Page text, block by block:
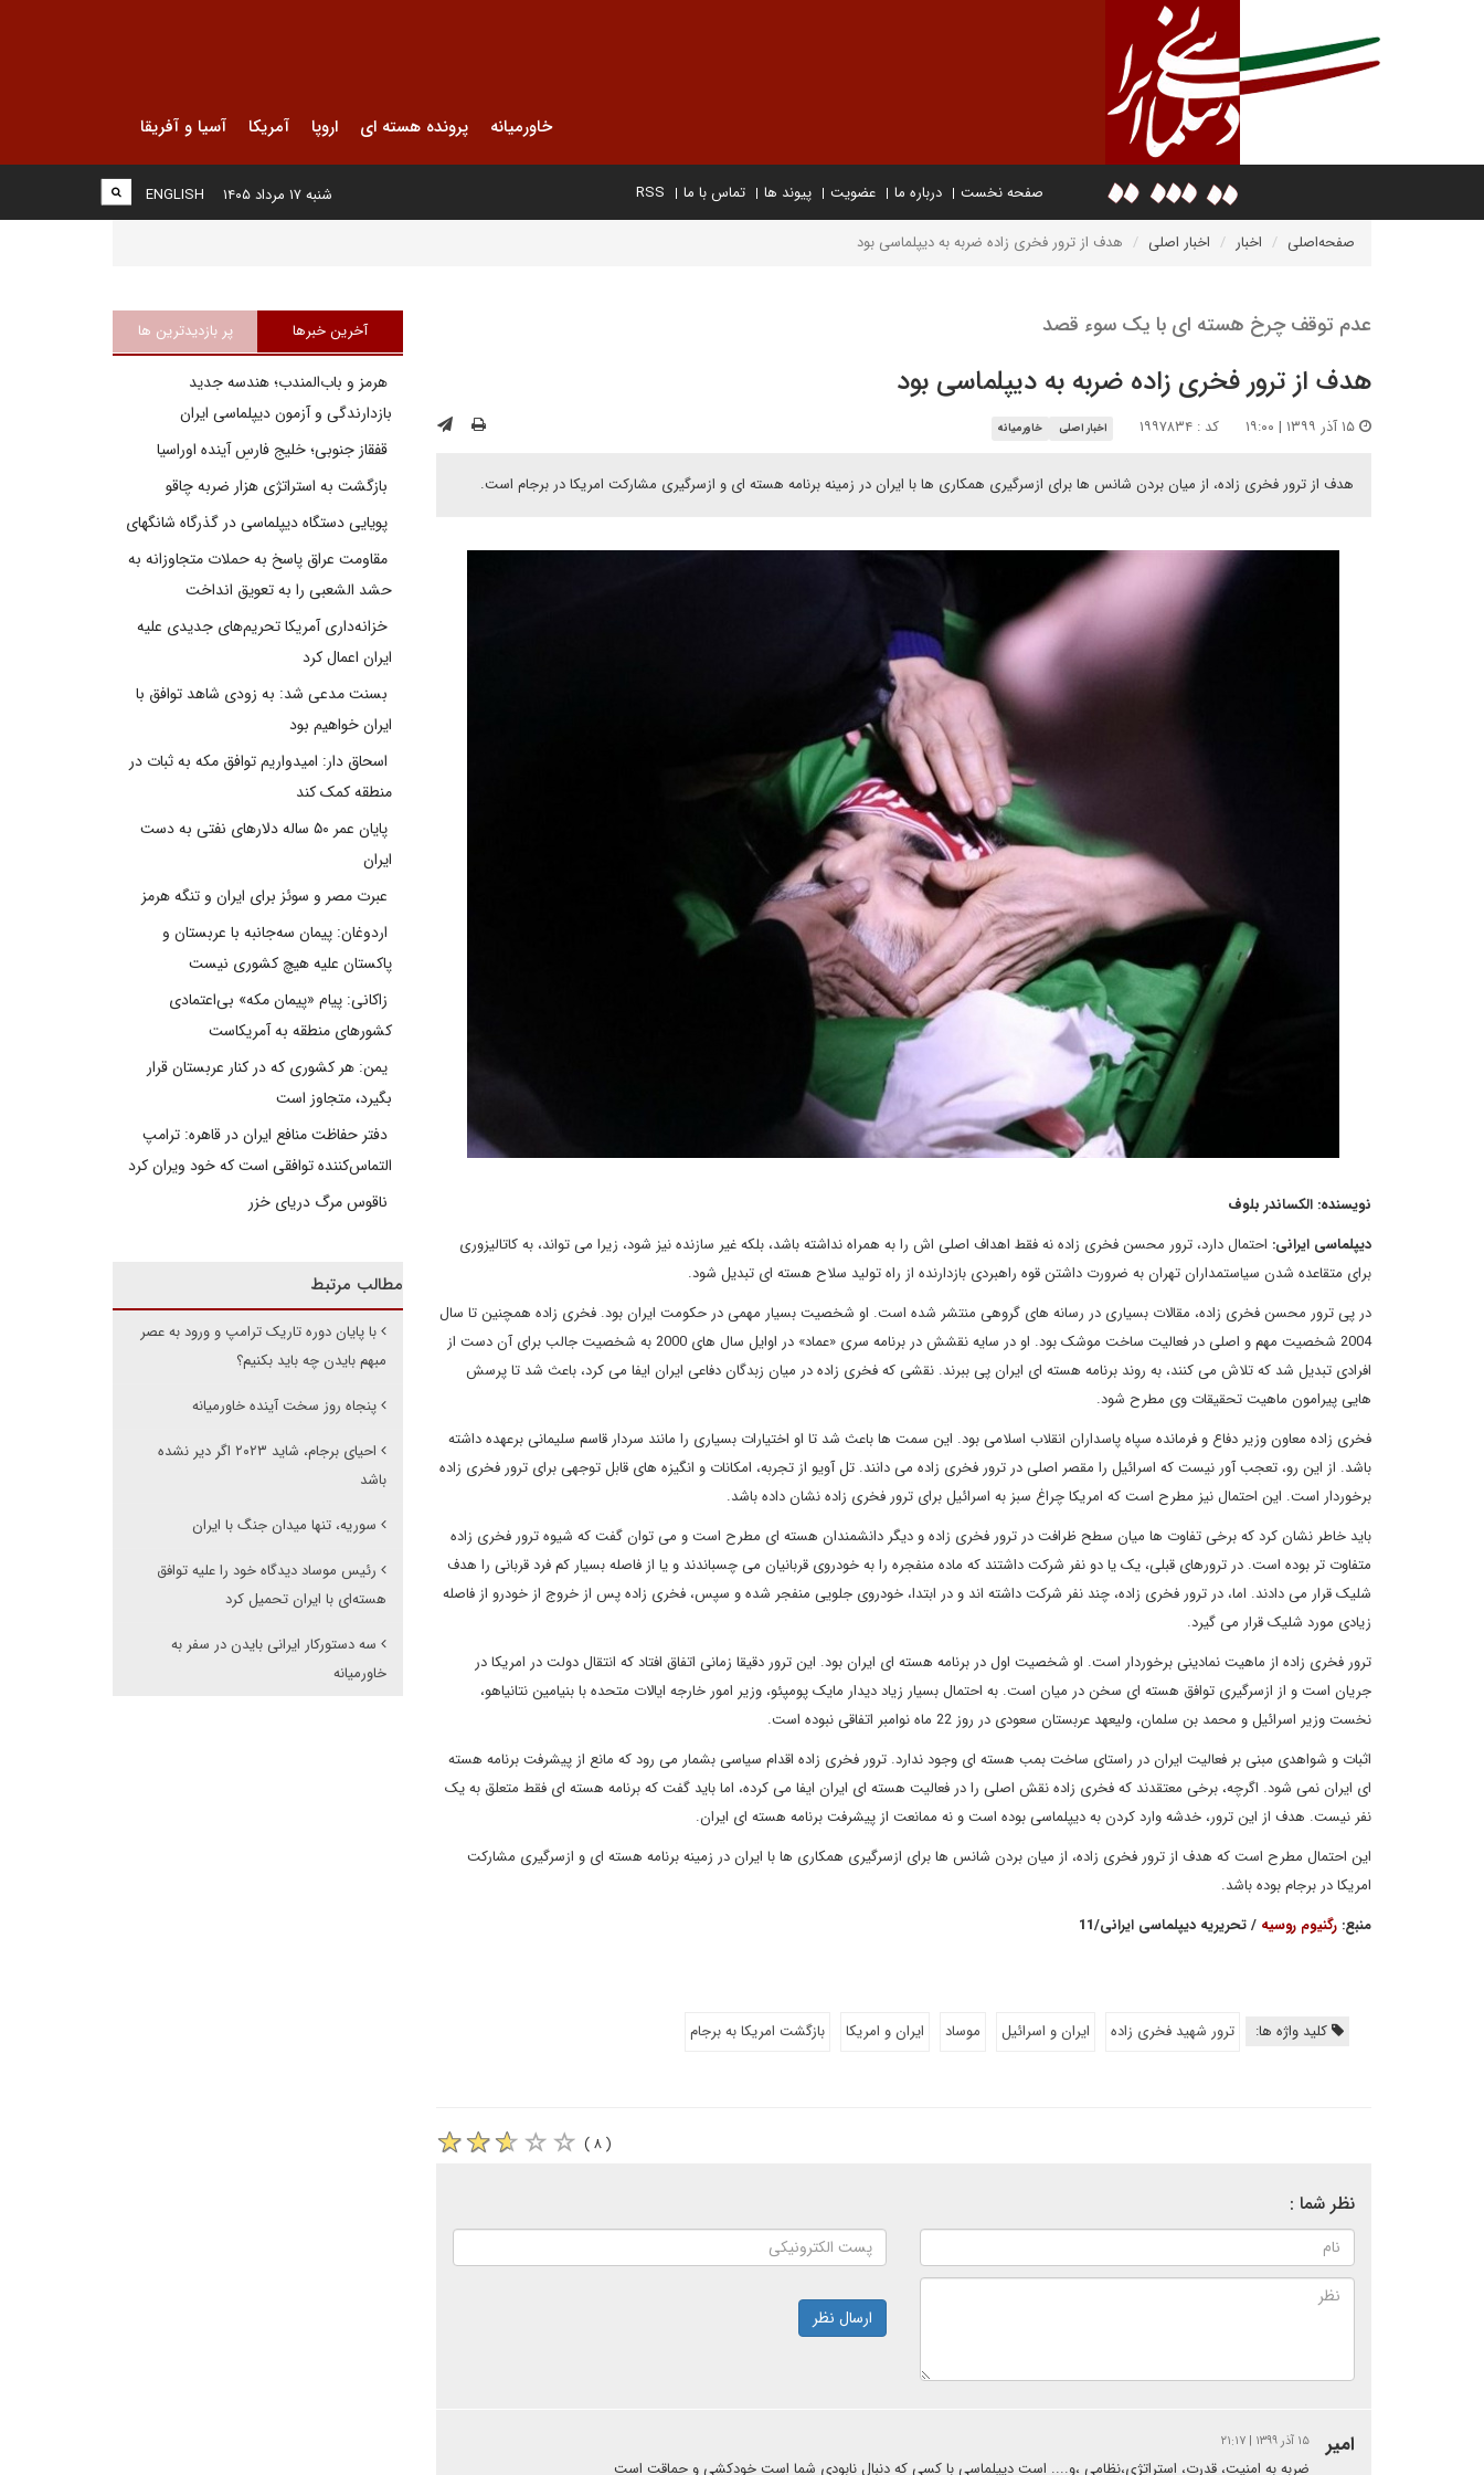
خاورمیانه پرونده هسته ای اروپا آمریکا آسیا و آفریقا
صفحه نخست درباره ما عضویت پیوند ها تماس با ما RSS
ENGLISH شنبه ۱۷ مرداد ۱۴۰۵
صفحه‌اصلی اخبار اخبار اصلی هدف از ترور فخری زاده ضربه به دیپلماسی بود
عدم توقف چرخ هسته ای با یک سوء قصد
هدف از ترور فخری زاده ضربه به دیپلماسی بود
کد : ۱۹۹۷۸۳۴ اخبار اصلی خاورمیانه
هدف از ترور فخری زاده، از میان بردن شانس ها برای ازسرگیری همکاری ها با ایران در زمینه برنامه هسته ای و ازسرگیری مشارکت امریکا در برجام است.
نویسنده: الکساندر بلوف
دیپلماسی ایرانی: احتمال دارد، ترور محسن فخری زاده نه فقط اهداف اصلی اش را به همراه نداشته باشد، بلکه غیر سازنده نیز شود، زیرا می تواند، به کاتالیزوری
برای متقاعده شدن سیاستمداران تهران به ضرورت داشتن قوه راهبردی بازدارنده از راه تولید سلاح هسته ای تبدیل شود.
در پی ترور محسن فخری زاده، مقالات بسیاری در رسانه های گروهی منتشر شده است. او شخصیت بسیار مهمی در حکومت ایران بود. فخری زاده همچنین تا سال
2004 شخصیت مهم و اصلی در فعالیت ساخت موشک بود. او در سایه نقشش در برنامه سری «عماد» در اوایل سال های 2000 به شخصیت جالب برای آن دست از
افرادی تبدیل شد که تلاش می کنند، به روند برنامه هسته ای ایران پی ببرند. نقشی که فخری زاده در میان زبدگان دفاعی ایران ایفا می کرد، باعث شد تا پرسش
هایی پیرامون ماهیت تحقیقات وی مطرح شود.
فخری زاده معاون وزیر دفاع و فرمانده سپاه پاسداران انقلاب اسلامی بود. این سمت ها باعث شد تا او اختیارات بسیاری را مانند سردار قاسم سلیمانی برعهده داشته
باشد. از این رو، تعجب آور نیست که اسرائیل را مقصر اصلی در ترور فخری زاده می دانند. تل آویو از تجربه، امکانات و انگیزه های قابل توجهی برای ترور فخری زاده
برخوردار است. این احتمال نیز مطرح است که امریکا چراغ سبز به اسرائیل برای ترور فخری زاده نشان داده باشد.
باید خاطر نشان کرد که برخی تفاوت ها میان سطح ظرافت در ترور فخری زاده و دیگر دانشمندان هسته ای مطرح است و می توان گفت که شیوه ترور فخری زاده
متفاوت تر بوده است. در ترورهای قبلی، یک یا دو نفر شرکت داشتند که ماده منفجره را به خودروی قربانیان می چسباندند و یا از فاصله بسیار کم فرد قربانی را هدف
شلیک قرار می دادند. اما، در ترور فخری زاده، چند نفر شرکت داشته اند و در ابتدا، خودروی جلویی منفجر شده و سپس، فخری زاده پس از خروج از خودرو از فاصله
زیادی مورد شلیک قرار می گیرد.
ترور فخری زاده از ماهیت نمادینی برخوردار است. او شخصیت اول در برنامه هسته ای ایران بود. این ترور دقیقا زمانی اتفاق افتاد که انتقال دولت در امریکا در
جریان است و از ازسرگیری توافق هسته ای سخن در میان است. به احتمال بسیار زیاد دیدار مایک پومپئو، وزیر امور خارجه ایالات متحده با بنیامین نتانیاهو،
نخست وزیر اسرائیل و محمد بن سلمان، ولیعهد عربستان سعودی در روز 22 ماه نوامبر اتفاقی نبوده است.
اثبات و شواهدی مبنی بر فعالیت ایران در راستای ساخت بمب هسته ای وجود ندارد. ترور فخری زاده اقدام سیاسی بشمار می رود که مانع از پیشرفت برنامه هسته
ای ایران نمی شود. اگرچه، برخی معتقدند که فخری زاده نقش اصلی را در فعالیت هسته ای ایران ایفا می کرده، اما باید گفت که برنامه هسته ای فقط متعلق به یک
نفر نیست. هدف از این ترور، خدشه وارد کردن به دیپلماسی بوده است و نه ممانعت از پیشرفت برنامه هسته ای ایران.
این احتمال مطرح است که هدف از ترور فخری زاده، از میان بردن شانس ها برای ازسرگیری همکاری ها با ایران در زمینه برنامه هسته ای و ازسرگیری مشارکت
امریکا در برجام بوده باشد.
منبع: رگنیوم روسیه / تحریریه دیپلماسی ایرانی/11
کلید واژه ها: ترور شهید فخری زاده ایران و اسرائیل موساد ایران و امریکا بازگشت امریکا به برجام
( ۸ )
نظر شما :
ارسال نظر
امیر ۱۵ آذر ۱۳۹۹ | ۲۱:۱۷
ضربه به امنیت، قدرت، استراتژی،نظامی ،و.... است دیپلماسی با کسی که دنبال نابودی شما است خودکشی و حماقت است
آخرین خبرها پر بازدیدترین ها
هرمز و باب‌المندب؛ هندسه جدید
بازدارندگی و آزمون دیپلماسی ایران
قفقاز جنوبی؛ خلیج فارسِ آینده اوراسیا
بازگشت به استراتژی هزار ضربه چاقو
پویایی دستگاه دیپلماسی در گذرگاه شانگهای
مقاومت عراق پاسخ به حملات متجاوزانه به
حشد الشعبی را به تعویق انداخت
خزانه‌داری آمریکا تحریم‌های جدیدی علیه
ایران اعمال کرد
بسنت مدعی شد: به زودی شاهد توافق با
ایران خواهیم بود
اسحاق دار: امیدواریم توافق مکه به ثبات در
منطقه کمک کند
پایان عمر ۵۰ ساله دلارهای نفتی به دست
ایران
عبرت مصر و سوئز برای ایران و تنگه هرمز
اردوغان: پیمان سه‌جانبه با عربستان و
پاکستان علیه هیچ کشوری نیست
زاکانی: پیام «پیمان مکه» بی‌اعتمادی
کشورهای منطقه به آمریکاست
یمن: هر کشوری که در کنار عربستان قرار
بگیرد، متجاوز است
دفتر حفاظت منافع ایران در قاهره: ترامپ
التماس‌کننده توافقی است که خود ویران کرد
ناقوس مرگ دریای خزر
مطالب مرتبط
با پایان دوره تاریک ترامپ و ورود به عصر
مبهم بایدن چه باید بکنیم؟
پنجاه روز سخت آینده خاورمیانه
احیای برجام، شاید ۲۰۲۳ اگر دیر نشده
باشد
سوریه، تنها میدان جنگ با ایران
رئیس موساد دیدگاه خود را علیه توافق
هسته‌ای با ایران تحمیل کرد
سه دستورکار ایرانی بایدن در سفر به
خاورمیانه